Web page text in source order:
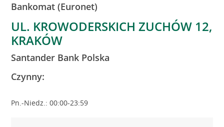
Bankomat (Euronet)
UL. KROWODERSKICH ZUCHÓW 12,
KRAKÓW
Santander Bank Polska
Czynny:
Pn.-Niedz.: 00:00-23:59